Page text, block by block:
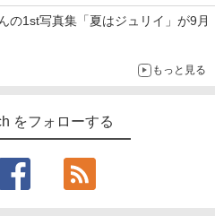
の1st写真集「夏はジュリイ」が9月
もっと見る
をフォローする